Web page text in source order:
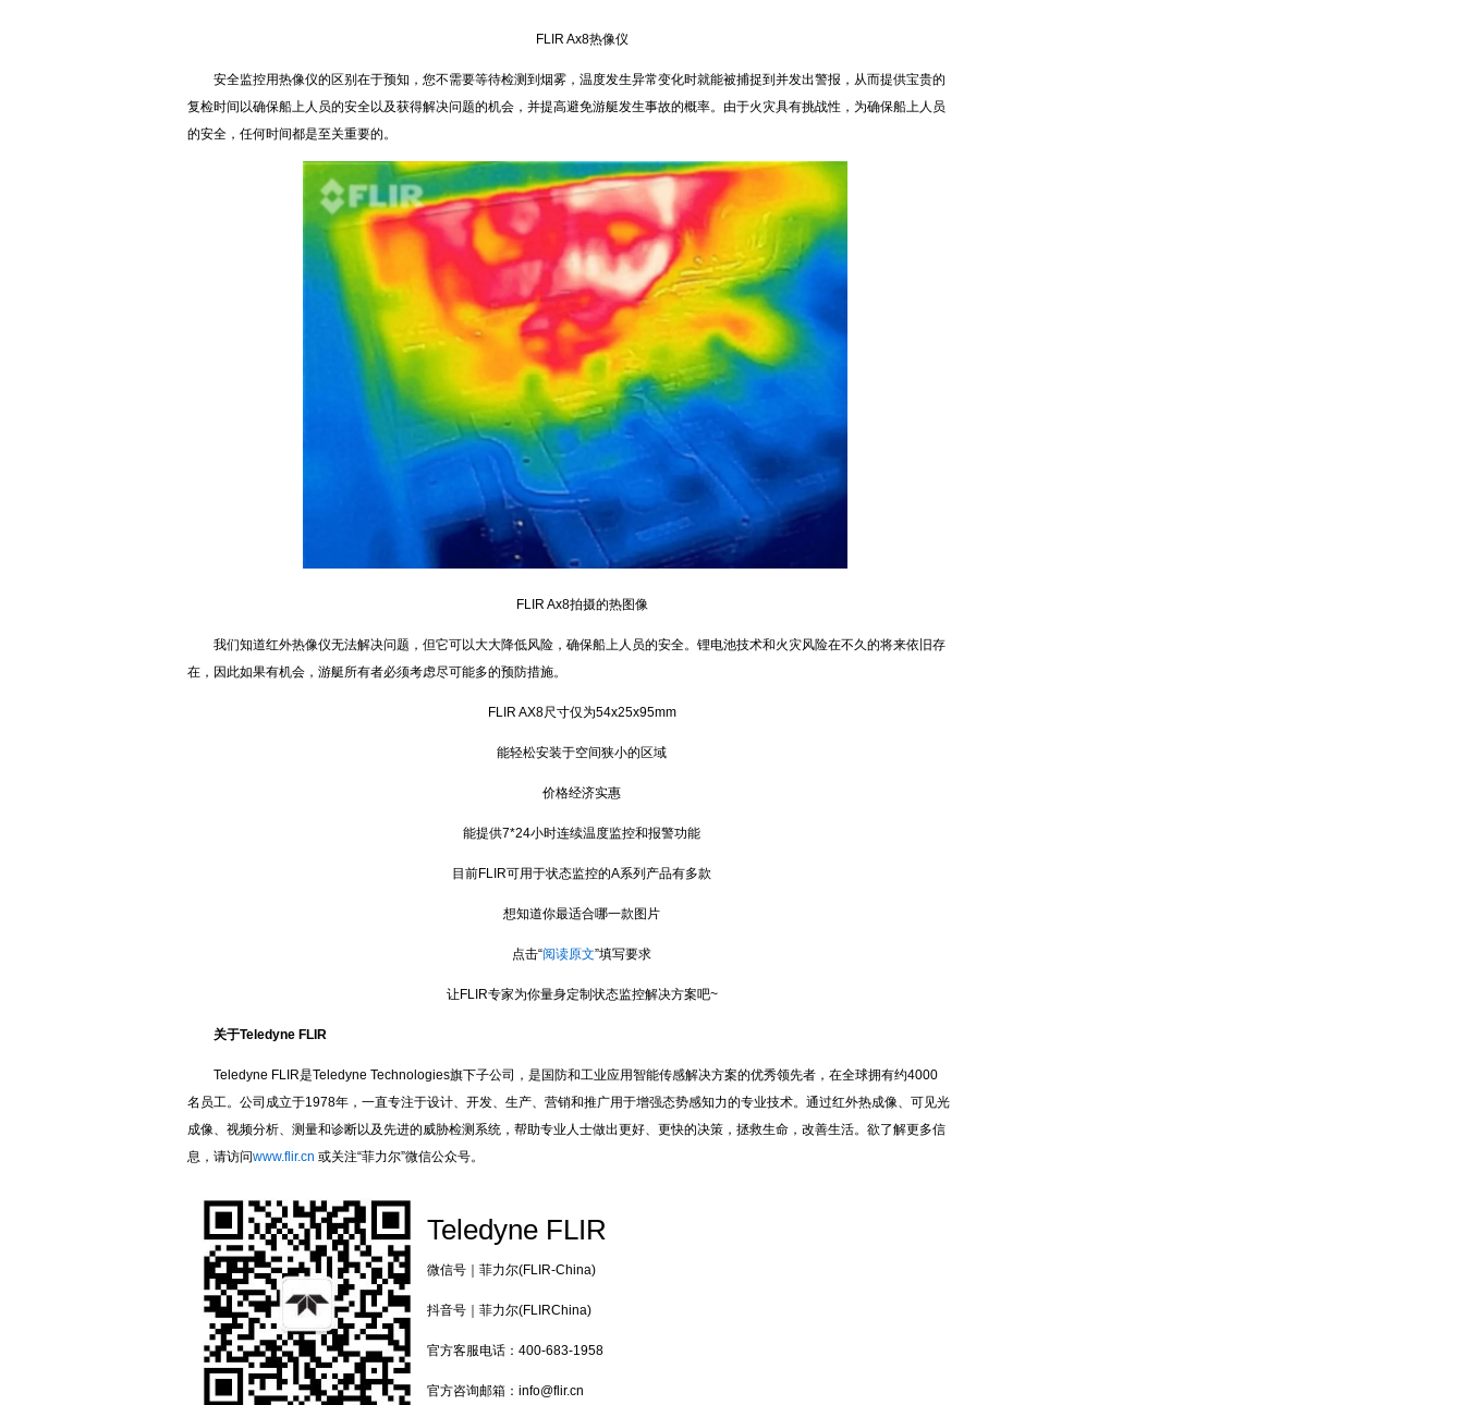
FLIR Ax8热像仪
安全监控用热像仪的区别在于预知，您不需要等待检测到烟雾，温度发生异常变化时就能被捕捉到并发出警报，从而提供宝贵的
复检时间以确保船上人员的安全以及获得解决问题的机会，并提高避免游艇发生事故的概率。由于火灾具有挑战性，为确保船上人员
的安全，任何时间都是至关重要的。
FLIR Ax8拍摄的热图像
我们知道红外热像仪无法解决问题，但它可以大大降低风险，确保船上人员的安全。锂电池技术和火灾风险在不久的将来依旧存
在，因此如果有机会，游艇所有者必须考虑尽可能多的预防措施。
FLIR AX8尺寸仅为54x25x95mm
能轻松安装于空间狭小的区域
价格经济实惠
能提供7*24小时连续温度监控和报警功能
目前FLIR可用于状态监控的A系列产品有多款
想知道你最适合哪一款图片
点击“阅读原文”填写要求
让FLIR专家为你量身定制状态监控解决方案吧~
关于Teledyne FLIR
Teledyne FLIR是Teledyne Technologies旗下子公司，是国防和工业应用智能传感解决方案的优秀领先者，在全球拥有约4000
名员工。公司成立于1978年，一直专注于设计、开发、生产、营销和推广用于增强态势感知力的专业技术。通过红外热成像、可见光
成像、视频分析、测量和诊断以及先进的威胁检测系统，帮助专业人士做出更好、更快的决策，拯救生命，改善生活。欲了解更多信
息，请访问www.flir.cn 或关注“菲力尔”微信公众号。
Teledyne FLIR
微信号｜菲力尔(FLIR-China)
抖音号｜菲力尔(FLIRChina)
官方客服电话：400-683-1958
官方咨询邮箱：info@flir.cn